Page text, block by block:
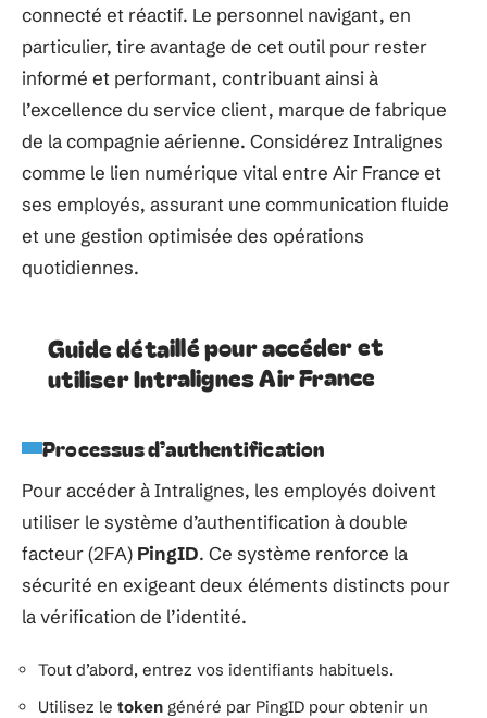
connecté et réactif. Le personnel navigant, en
particulier, tire avantage de cet outil pour rester
informé et performant, contribuant ainsi à
l’excellence du service client, marque de fabrique
de la compagnie aérienne. Considérez Intralignes
comme le lien numérique vital entre Air France et
ses employés, assurant une communication fluide
et une gestion optimisée des opérations
quotidiennes.
Guide détaillé pour accéder et
utiliser Intralignes Air France
Processus d’authentification
Pour accéder à Intralignes, les employés doivent
utiliser le système d’authentification à double
facteur (2FA) PingID. Ce système renforce la
sécurité en exigeant deux éléments distincts pour
la vérification de l’identité.
Tout d’abord, entrez vos identifiants habituels.
Utilisez le token généré par PingID pour obtenir un